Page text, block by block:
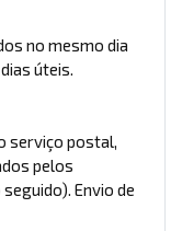
no mesmo dia
úteis.
serviço postal,
pelos
Envio de